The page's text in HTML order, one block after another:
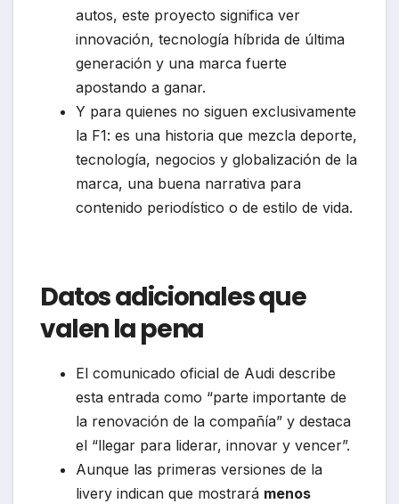
autos, este proyecto significa ver
innovación, tecnología híbrida de última
generación y una marca fuerte
apostando a ganar.
Y para quienes no siguen exclusivamente
la F1: es una historia que mezcla deporte,
tecnología, negocios y globalización de la
marca, una buena narrativa para
contenido periodístico o de estilo de vida.
Datos adicionales que
valen la pena
El comunicado oficial de Audi describe
esta entrada como “parte importante de
la renovación de la compañía” y destaca
el “llegar para liderar, innovar y vencer”.
Aunque las primeras versiones de la
livery indican que mostrará menos